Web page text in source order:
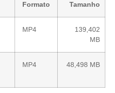
Formato Tamanho
MP4
139,402
MB
MP4 48,498 MB